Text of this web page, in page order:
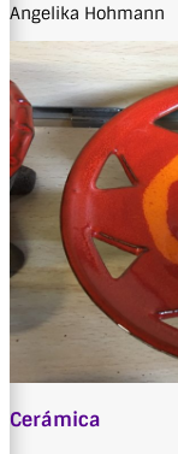
Angelika Hohmann
Cerámica